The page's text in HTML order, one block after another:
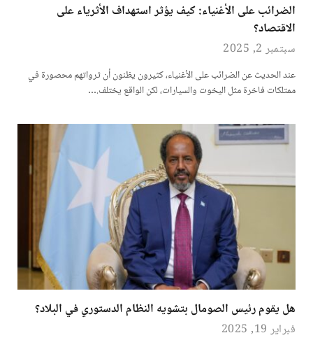
الضرائب على الأغنياء: كيف يؤثر استهداف الأثرياء على
الاقتصاد؟
سبتمبر 2, 2025
عند الحديث عن الضرائب على الأغنياء، كثيرون يظنون أن ثرواتهم محصورة في
ممتلكات فاخرة مثل اليخوت والسيارات، لكن الواقع يختلف.…
هل يقوم رئيس الصومال بتشويه النظام الدستوري في البلاد؟
فبراير 19, 2025